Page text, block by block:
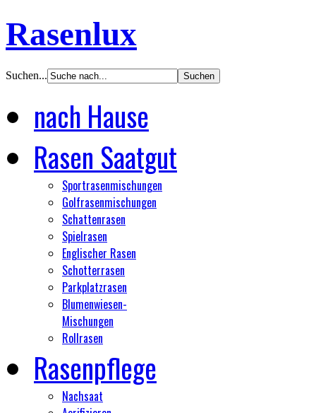
Rasenlux
Suchen...
nach Hause
Rasen Saatgut
Sportrasenmischungen
Golfrasenmischungen
Schattenrasen
Spielrasen
Englischer Rasen
Schotterrasen
Parkplatzrasen
Blumenwiesen-
Mischungen
Rollrasen
Rasenpflege
Nachsaat